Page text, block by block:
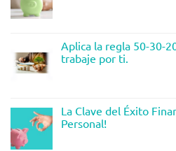
Aplica la regla 50-30-
trabaje por ti.
La Clave del Éxito
Personal!